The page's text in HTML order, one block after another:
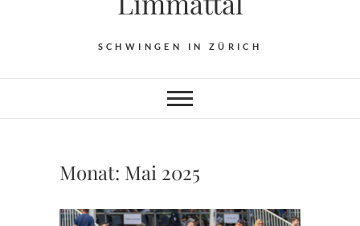
SCHWINGEN IN ZÜRICH
Monat: Mai 2025